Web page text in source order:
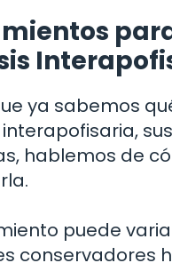
ya sabemos
hablemos de
puede
conservadores